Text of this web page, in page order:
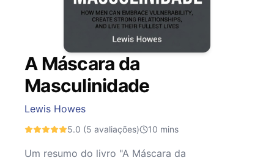
A Máscara da
Masculinidade
Lewis Howes
5.0 (5 avaliações) 10 mins
Um resumo do livro "A Máscara da